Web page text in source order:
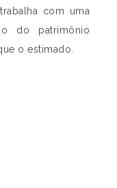
com uma
do patrimônio
o estimado.